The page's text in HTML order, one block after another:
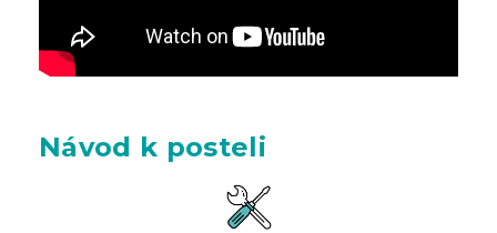
Návod k posteli